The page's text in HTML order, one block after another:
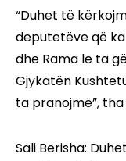
“Duhet të
deputetëve që
dhe Rama le ta
Gjykatën
ta pranojmë”, tha
Sali Berisha: